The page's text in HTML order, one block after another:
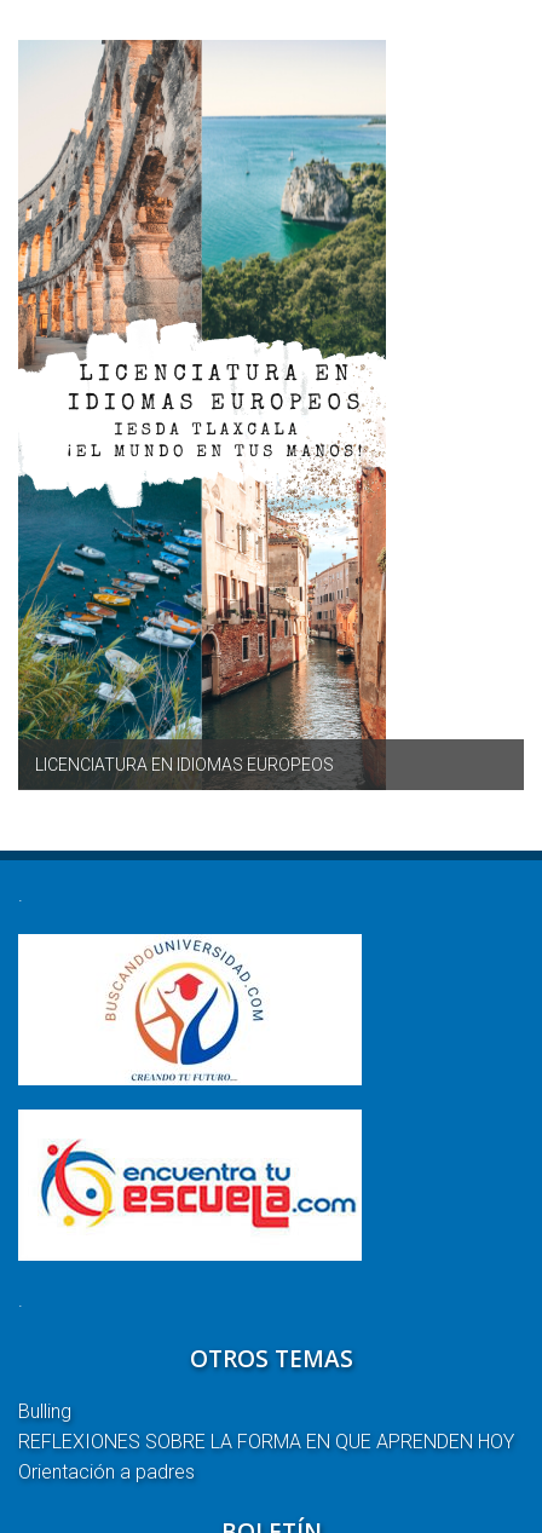
LICENCIATURA EN IDIOMAS EUROPEOS
.
.
OTROS TEMAS
Bulling
REFLEXIONES SOBRE LA FORMA EN QUE APRENDEN HOY
Orientación a padres